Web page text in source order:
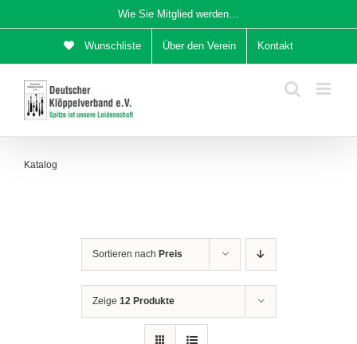
Inhalt
Wie Sie Mitglied werden…
Wunschliste Über den Verein Kontakt
Katalog
Sortieren nach Preis
Zeige 12 Produkte